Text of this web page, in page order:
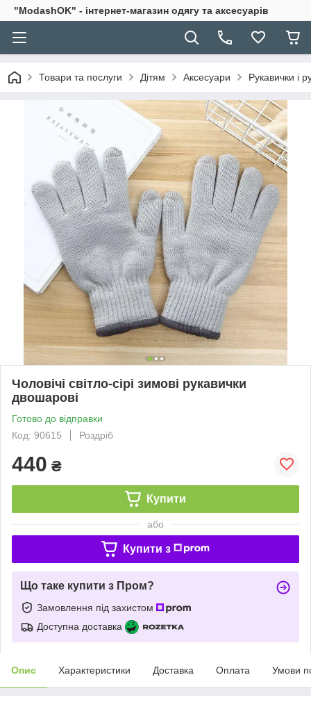
"ModashOK" - інтернет-магазин одягу та аксесуарів
Товари та послуги Дітям Аксесуари Рукавички і
Чоловічі світло-сірі зимові рукавички
двошарові
Готово до відправки
Код: 90615
Роздріб
440 ₴
Купити
або
Купити з
Що таке купити з Пром?
Замовлення під захистом
Доступна доставка
Опис Характеристики Доставка Оплата Умови